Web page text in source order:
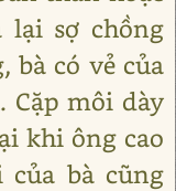
sợ chồng
bà có vẻ của
môi dày
khi ông cao
của bà cũng